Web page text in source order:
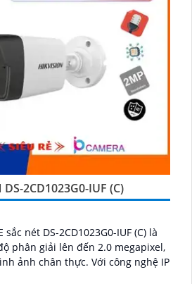
2CD1023G0-IUF (C)
nét DS-2CD1023G0-IUF (C) là
phân giải lên đến 2.0 megapixel,
thực. Với công nghệ IP